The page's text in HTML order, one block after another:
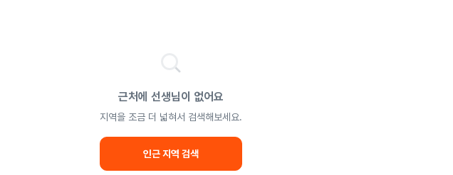
근처에 선생님이 없어요
지역을 조금 더 넓혀서 검색해보세요.
인근 지역 검색